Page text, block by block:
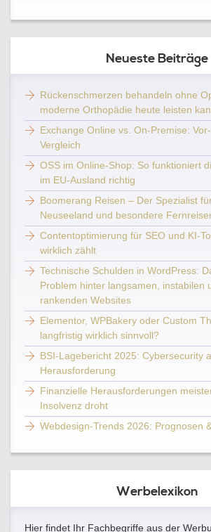
Neueste Beiträge
Rückenschmerzen behandeln ohne
moderne Orthopädie heute leisten
Exchange Online vs. On-Premise:
Vergleich
OSS im Online-Shop: So funktioniert
im EU-Ausland richtig
Boomerang Reisen – Der Spezialist
Neuseeland und besondere
Contentoptimierung für SEO und KI-
wirklich zählt
Technische Schulden in WordPress:
Problem hinter langsamen, instabilen
rankenden Websites
Elementor, WPBakery oder Custom
langfristig wirklich sinnvoll?
BSI-Lagebericht 2025: Cybersecurity
Herausforderung
Finanzielle Herausforderungen
Insolvenz droht
Webdesign-Trends 2026: Prognosen
Werbelexikon
Hier findet Ihr Fachbegriffe aus der